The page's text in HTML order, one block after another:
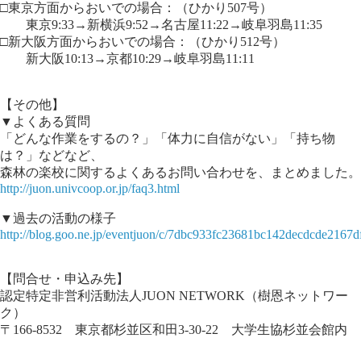
□東京方面からおいでの場合：（ひかり507号）
東京9:33→新横浜9:52→名古屋11:22→岐阜羽島11:35
□新大阪方面からおいでの場合：（ひかり512号）
新大阪10:13→京都10:29→岐阜羽島11:11
【その他】
▼よくある質問
「どんな作業をするの？」「体力に自信がない」「持ち物
は？」などなど、
森林の楽校に関するよくあるお問い合わせを、まとめました。
http://juon.univcoop.or.jp/faq3.html
▼過去の活動の様子
http://blog.goo.ne.jp/eventjuon/c/
【問合せ・申込み先】
認定特定非営利活動法人JUON NETWORK（樹恩ネットワー
ク）
〒166-8532 東京都杉並区和田3-30-22 大学生協杉並会館内